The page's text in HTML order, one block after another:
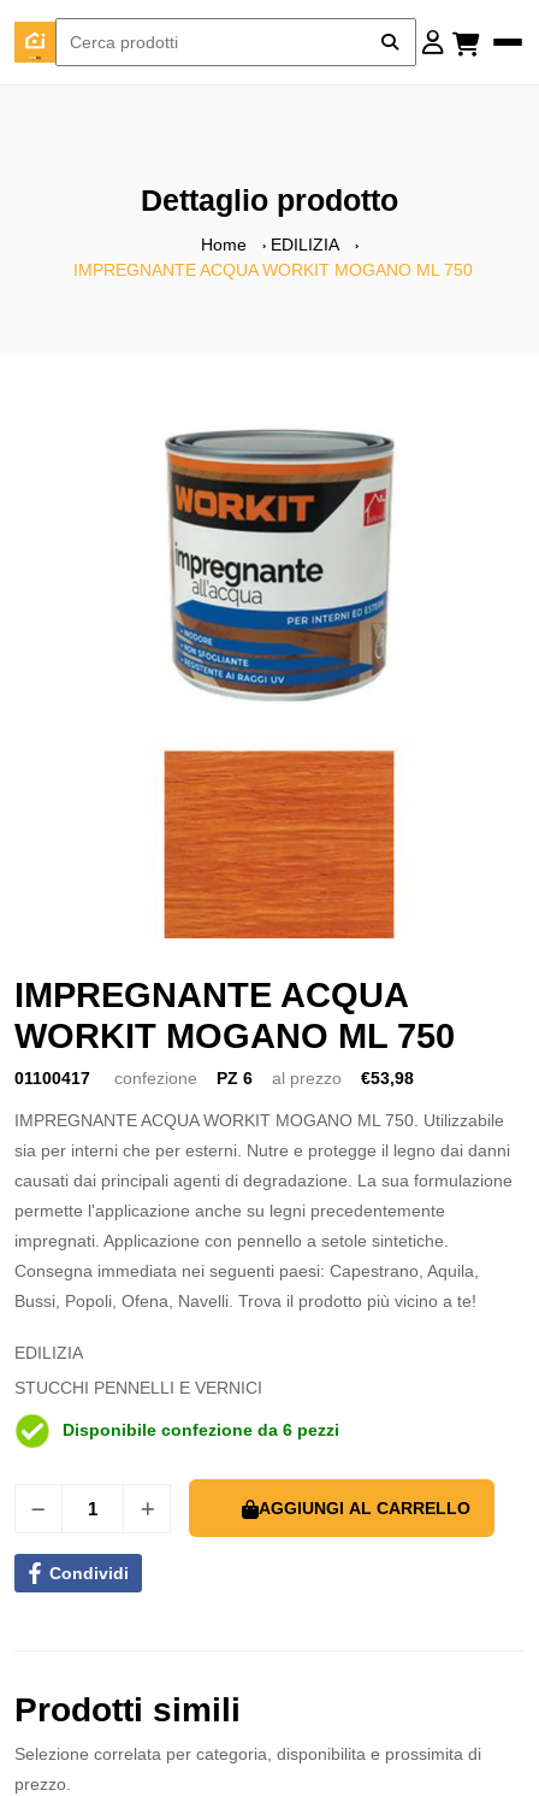
Dettaglio prodotto
Home
EDILIZIA
IMPREGNANTE ACQUA WORKIT MOGANO ML 750
IMPREGNANTE ACQUA
WORKIT MOGANO ML 750
01100417 confezione PZ 6 al prezzo €53,98
IMPREGNANTE ACQUA WORKIT MOGANO ML 750. Utilizzabile
sia per interni che per esterni. Nutre e protegge il legno dai danni
causati dai principali agenti di degradazione. La sua formulazione
permette l'applicazione anche su legni precedentemente
impregnati. Applicazione con pennello a setole sintetiche.
Consegna immediata nei seguenti paesi: Capestrano, Aquila,
Bussi, Popoli, Ofena, Navelli. Trova il prodotto più vicino a te!
EDILIZIA
STUCCHI PENNELLI E VERNICI
Disponibile confezione da 6 pezzi
AGGIUNGI AL CARRELLO
Condividi
Prodotti simili
Selezione correlata per categoria, disponibilita e prossimita di
prezzo.